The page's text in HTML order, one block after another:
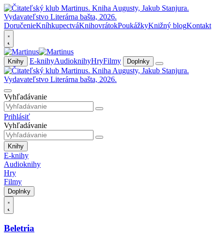
DoručenieKníhkupectváKnihovrátokPoukážkyKnižný blogKontakt
Knihy E-knihyAudioknihyHryFilmy Doplnky
Vyhľadávanie
Prihlásiť
Vyhľadávanie
Knihy
E-knihy
Audioknihy
Hry
Filmy
Doplnky
Beletria